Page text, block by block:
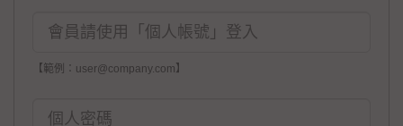
【範例：user@company.com】